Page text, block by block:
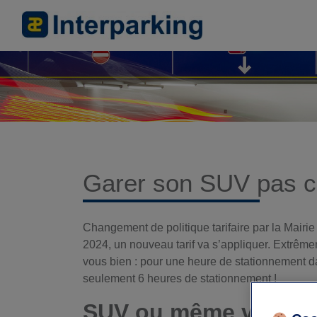
Garer son SUV pas
Changement de politique tarifaire par la
2024, un nouveau tarif va s’appliquer.
vous bien : pour une heure de stationnement
seulement 6 heures de stationnement !